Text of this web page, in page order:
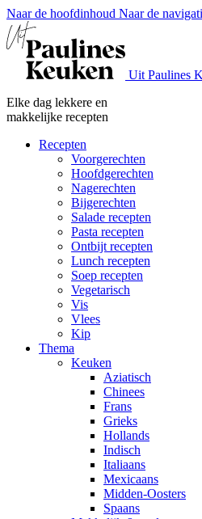
Naar de hoofdinhoud Naar de
Uit Paulines
Elke dag lekkere en
makkelijke recepten
Recepten
Voorgerechten
Hoofdgerechten
Nagerechten
Bijgerechten
Salade recepten
Pasta recepten
Ontbijt recepten
Lunch recepten
Soep recepten
Vegetarisch
Vis
Vlees
Kip
Thema
Keuken
Aziatisch
Chinees
Frans
Grieks
Hollands
Indisch
Italiaans
Mexicaans
Midden-Oosters
Spaans